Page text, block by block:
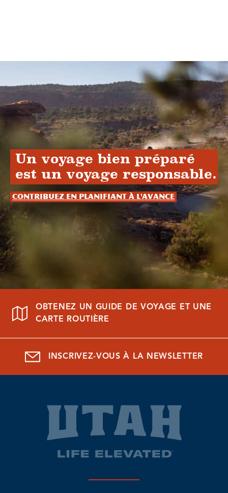
Un voyage bien préparé
est un voyage responsable.
Contribuez en planifiant à l'avance
OBTENEZ UN GUIDE DE VOYAGE ET UNE
CARTE ROUTIÈRE
INSCRIVEZ-VOUS À LA NEWSLETTER